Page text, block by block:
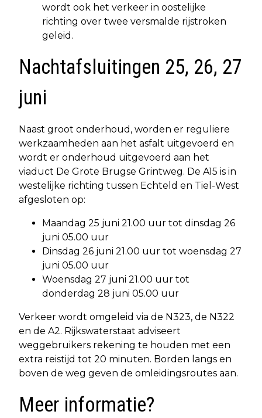
wordt ook het verkeer in oostelijke
richting over twee versmalde rijstroken
geleid.
Nachtafsluitingen 25, 26, 27
juni
Naast groot onderhoud, worden er reguliere
werkzaamheden aan het asfalt uitgevoerd en
wordt er onderhoud uitgevoerd aan het
viaduct De Grote Brugse Grintweg. De A15 is in
westelijke richting tussen Echteld en Tiel-West
afgesloten op:
Maandag 25 juni 21.00 uur tot dinsdag 26
juni 05.00 uur
Dinsdag 26 juni 21.00 uur tot woensdag 27
juni 05.00 uur
Woensdag 27 juni 21.00 uur tot
donderdag 28 juni 05.00 uur
Verkeer wordt omgeleid via de N323, de N322
en de A2. Rijkswaterstaat adviseert
weggebruikers rekening te houden met een
extra reistijd tot 20 minuten. Borden langs en
boven de weg geven de omleidingsroutes aan.
Meer informatie?